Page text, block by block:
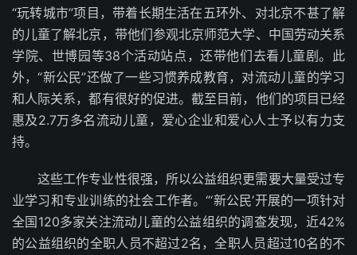
“玩转城市”项目，带着长期生活在五环外、对北京不甚了解
的儿童了解北京，带他们参观北京师范大学、中国劳动关系
学院、世博园等38个活动站点，还带他们去看儿童剧。此
外，“新公民”还做了一些习惯养成教育，对流动儿童的学习
和人际关系，都有很好的促进。截至目前，他们的项目已经
惠及2.7万多名流动儿童，爱心企业和爱心人士予以有力支
持。
这些工作专业性很强，所以公益组织更需要大量受过专
业学习和专业训练的社会工作者。“‘新公民’开展的一项针对
全国120多家关注流动儿童的公益组织的调查发现，近42%
的公益组织的全职人员不超过2名，全职人员超过10名的不